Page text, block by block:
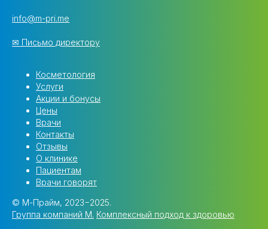
info@m-pri.me
✉ Письмо директору
Косметология
Услуги
Акции и бонусы
Цены
Врачи
Контакты
Отзывы
О клинике
Пациентам
Врачи говорят
© М-Прайм, 2023−2025.
Группа компаний M. Комплексный подход к здоровью